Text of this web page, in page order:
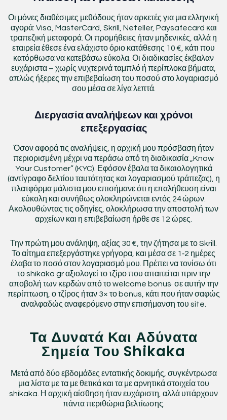
Οι μόνες διαθέσιμες μεθόδους ήταν αρκετές για μια ελληνική
αγορά: Visa, MasterCard, Skrill, Neteller, Paysafecard και
τραπεζική μεταφορά. Οι προμήθειες ήταν μηδενικές, αλλά η
εταιρεία έθεσε ένα ελάχιστο όριο κατάθεσης 10 €, κάτι που
κατόρθωσα να κατεβάσω εύκολα. Οι διαδικασίες έκβαλαν
ευχάριστα – χωρίς νυχτερινά ταμπλό ή περίπλοκα βήματα,
απλώς ήξερες την επιβεβαίωση του ποσού στο λογαριασμό
σου μέσα σε λίγα λεπτά.
Διεργασία αναλήψεων και χρόνοι
επεξεργασίας
Όσον αφορά τις αναλήψεις, η αρχική μου πρόσβαση ήταν
περιορισμένη μέχρι να περάσω από τη διαδικασία „Know
Your Customer” (KYC). Εφόσον έβαλα τα δικαιολογητικά
(αντίγραφο δελτίου ταυτότητας και λογαριασμού τράπεζας), η
πλατφόρμα μάλιστα μου επισήμανε ότι η επαλήθευση είναι
εύκολη και συνήθως ολοκληρώνεται εντός 24 ώρων.
Ακολουθώντας τις οδηγίες, ολοκλήρωσα την αποστολή των
αρχείων και η επιβεβαίωση ήρθε σε 12 ώρες.
Την πρώτη μου ανάληψη, αξίας 30 €, την ζήτησα με το Skrill.
Το αίτημα επεξεργάστηκε γρήγορα, και μέσα σε 1‑2 ημέρες
έλαβα το ποσό στον λογαριασμό μου. Πρέπει να τονίσω ότι
το shikaka gr αξιολογεί το τζίρο που απαιτείται πριν την
αποβολή των κερδών από το welcome bonus· σε αυτήν την
περίπτωση, ο τζίρος ήταν 3× το bonus, κάτι που ήταν σαφώς
αναλφαδώς αναφερόμενο στην επισήμανση του site.
Τα Δυνατά Και Αδύνατα
Σημεία Του Shikaka
Μετά από δύο εβδομάδες εντατικής δοκιμής, συγκέντρωσα
μια λίστα με τα με θετικά και τα με αρνητικά στοιχεία του
shikaka. Η αρχική αίσθηση ήταν ευχάριστη, αλλά υπάρχουν
πάντα περιθώρια βελτίωσης.